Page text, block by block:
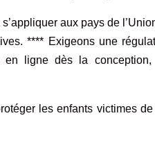
aux pays de
**** Exigeons une
ligne dès la
les enfants victimes